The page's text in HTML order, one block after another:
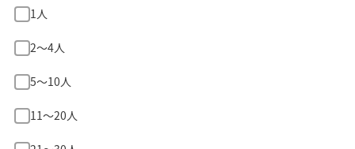
1人
2〜4人
5〜10人
11〜20人